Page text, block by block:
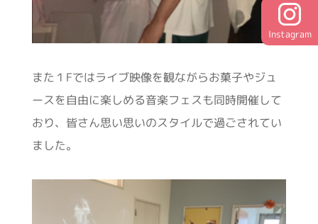
また１Fではライブ映像を観ながらお菓子やジュ
ースを自由に楽しめる音楽フェスも同時開催して
おり、皆さん思い思いのスタイルで過ごされてい
ました。
Instagram